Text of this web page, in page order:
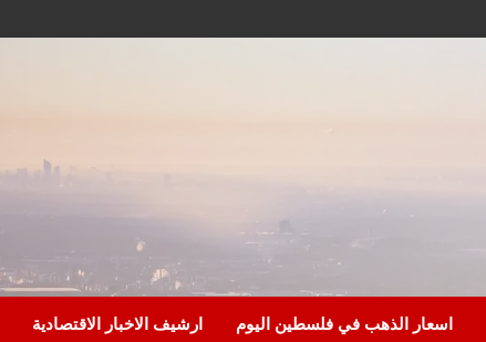
اسعار الذهب في فلسطين اليوم ارشيف الاخبار الاقتصادية